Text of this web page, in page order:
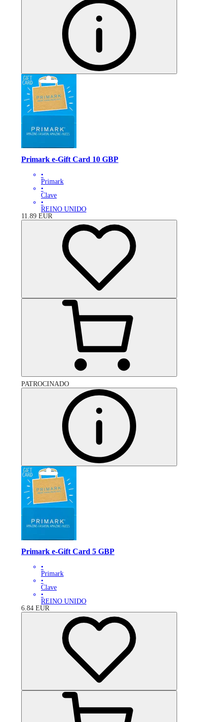
Primark e-Gift Card 10 GBP
•
Primark
•
Clave
•
REINO UNIDO
11.89 EUR
PATROCINADO
Primark e-Gift Card 5 GBP
•
Primark
•
Clave
•
REINO UNIDO
6.84 EUR